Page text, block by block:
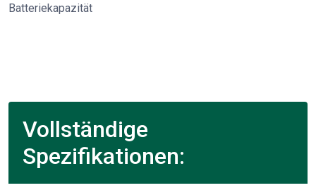
Batteriekapazität
Vollständige
Spezifikationen: